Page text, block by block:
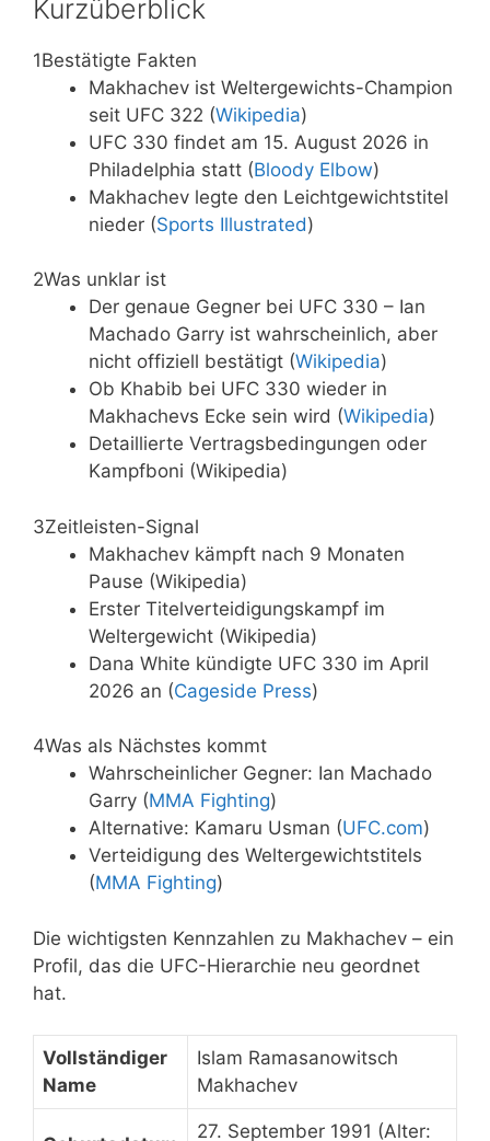
Kurzüberblick
1Bestätigte Fakten
Makhachev ist Weltergewichts-Champion
seit UFC 322 (Wikipedia)
UFC 330 findet am 15. August 2026 in
Philadelphia statt (Bloody Elbow)
Makhachev legte den Leichtgewichtstitel
nieder (Sports Illustrated)
2Was unklar ist
Der genaue Gegner bei UFC 330 – Ian
Machado Garry ist wahrscheinlich, aber
nicht offiziell bestätigt (Wikipedia)
Ob Khabib bei UFC 330 wieder in
Makhachevs Ecke sein wird (Wikipedia)
Detaillierte Vertragsbedingungen oder
Kampfboni (Wikipedia)
3Zeitleisten-Signal
Makhachev kämpft nach 9 Monaten
Pause (Wikipedia)
Erster Titelverteidigungskampf im
Weltergewicht (Wikipedia)
Dana White kündigte UFC 330 im April
2026 an (Cageside Press)
4Was als Nächstes kommt
Wahrscheinlicher Gegner: Ian Machado
Garry (MMA Fighting)
Alternative: Kamaru Usman (UFC.com)
Verteidigung des Weltergewichtstitels
(MMA Fighting)
Die wichtigsten Kennzahlen zu Makhachev – ein
Profil, das die UFC-Hierarchie neu geordnet
hat.
Vollständiger
Name
Islam Ramasanowitsch
Makhachev
27. September 1991 (Alter: